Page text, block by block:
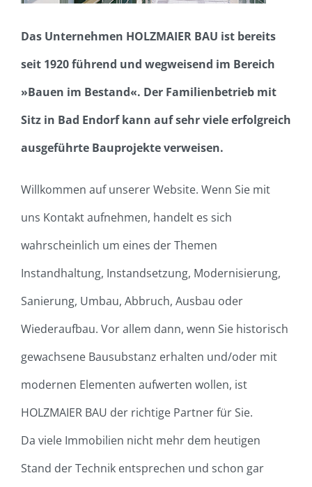
Das Unternehmen HOLZMAIER BAU ist bereits
seit 1920 führend und wegweisend im Bereich
»Bauen im Bestand«. Der Familienbetrieb mit
Sitz in Bad Endorf kann auf sehr viele erfolgreich
ausgeführte Bauprojekte verweisen.
Willkommen auf unserer Website. Wenn Sie mit
uns Kontakt aufnehmen, handelt es sich
wahrscheinlich um eines der Themen
Instandhaltung, Instandsetzung, Modernisierung,
Sanierung, Umbau, Abbruch, Ausbau oder
Wiederaufbau. Vor allem dann, wenn Sie historisch
gewachsene Bausubstanz erhalten und/oder mit
modernen Elementen aufwerten wollen, ist
HOLZMAIER BAU der richtige Partner für Sie.
Da viele Immobilien nicht mehr dem heutigen
Stand der Technik entsprechen und schon gar